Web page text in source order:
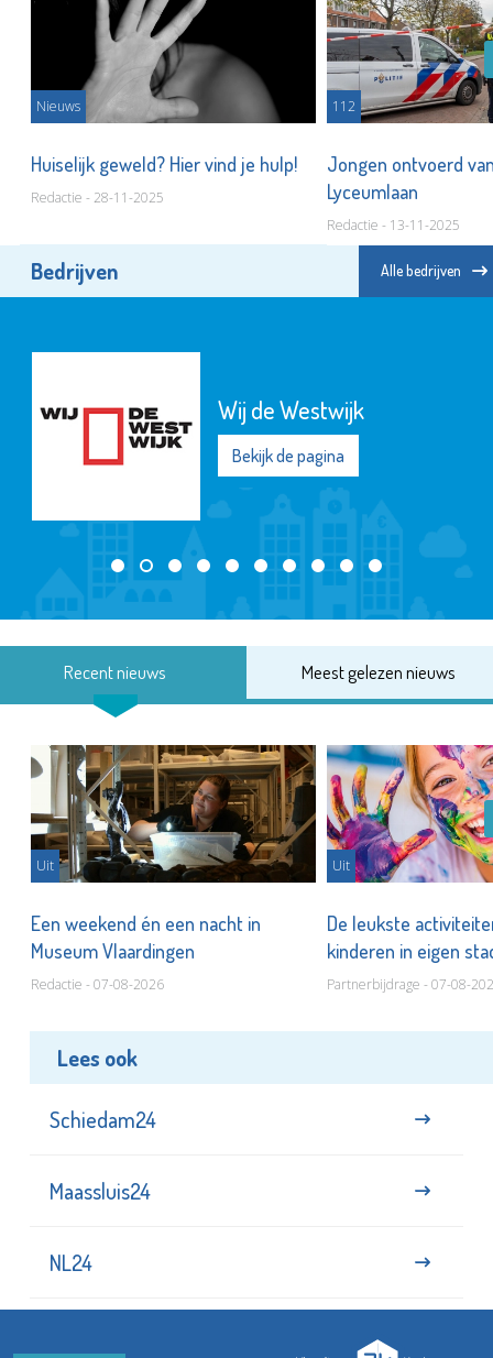
Nieuws
Huiselijk geweld? Hier vind je hulp!
Redactie - 28-11-2025
112
Jongen ontvoerd
Lyceumlaan
Redactie - 13-11-2025
Bedrijven Alle bedrijven
Wij de Westwijk
Bekijk de pagina
Recent nieuws Meest gelezen nieuws
Uit
Een weekend én een nacht in
Museum Vlaardingen
Redactie - 07-08-2026
Uit
De leukste
kinderen in eigen
Partnerbijdrage - 07-08-
Lees ook
Schiedam24
Maassluis24
NL24